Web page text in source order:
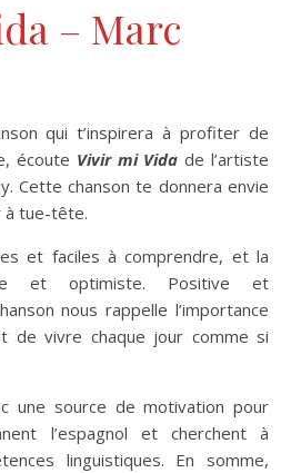
– Marc
qui t’inspirera à profiter de
écoute Vivir mi Vida de l’artiste
Cette chanson te donnera envie
à tue-tête.
et faciles à comprendre, et la
et optimiste. Positive et
nous rappelle l’importance
vivre chaque jour comme si
une source de motivation pour
l’espagnol et cherchent à
linguistiques. En somme,